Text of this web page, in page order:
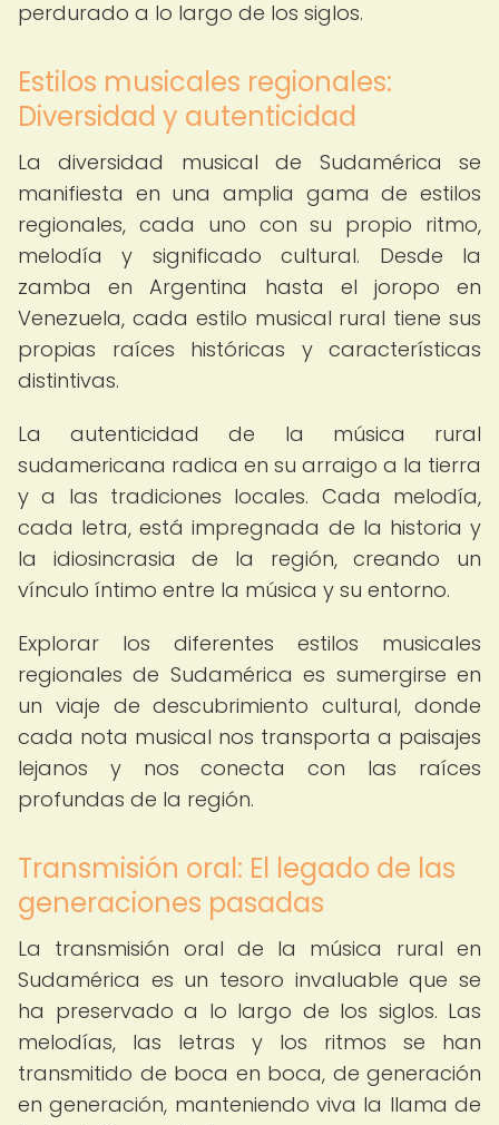
perdurado a lo largo de los siglos.
Estilos musicales regionales:
Diversidad y autenticidad
La diversidad musical de Sudamérica se
manifiesta en una amplia gama de estilos
regionales, cada uno con su propio ritmo,
melodía y significado cultural. Desde la
zamba en Argentina hasta el joropo en
Venezuela, cada estilo musical rural tiene sus
propias raíces históricas y características
distintivas.
La autenticidad de la música rural
sudamericana radica en su arraigo a la tierra
y a las tradiciones locales. Cada melodía,
cada letra, está impregnada de la historia y
la idiosincrasia de la región, creando un
vínculo íntimo entre la música y su entorno.
Explorar los diferentes estilos musicales
regionales de Sudamérica es sumergirse en
un viaje de descubrimiento cultural, donde
cada nota musical nos transporta a paisajes
lejanos y nos conecta con las raíces
profundas de la región.
Transmisión oral: El legado de las
generaciones pasadas
La transmisión oral de la música rural en
Sudamérica es un tesoro invaluable que se
ha preservado a lo largo de los siglos. Las
melodías, las letras y los ritmos se han
transmitido de boca en boca, de generación
en generación, manteniendo viva la llama de